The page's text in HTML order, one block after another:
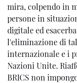
mira, colpendo in
persone in
digitale ed
l'eliminazione di
internazionale e i
Nazioni Unite.
BRICS non